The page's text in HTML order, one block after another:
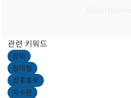
관련 키워드
장마
장마철
집중호우
차수판